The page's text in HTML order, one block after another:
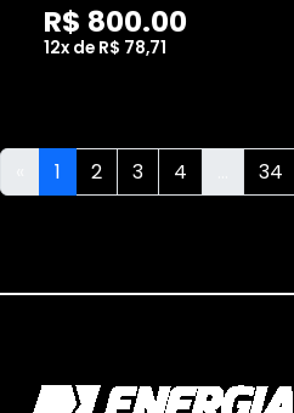
R$ 800.00
12x de R$ 78,71
1 2 3 4 34